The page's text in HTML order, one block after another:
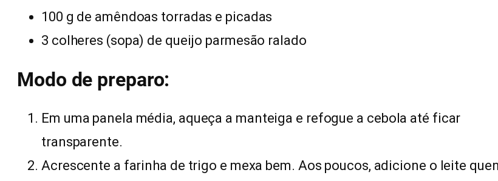
100 g de amêndoas torradas e picadas
3 colheres (sopa) de queijo parmesão ralado
Modo de preparo:
Em uma panela média, aqueça a manteiga e refogue a cebola até ficar
transparente.
Acrescente a farinha de trigo e mexa bem. Aos poucos, adicione o leite